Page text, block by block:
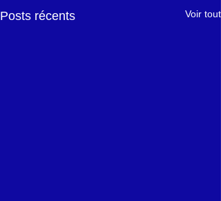
Posts récents Voir tout